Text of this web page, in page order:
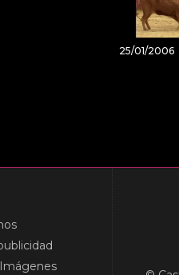
25/01/2006